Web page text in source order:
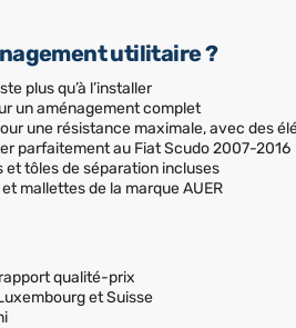
utilitaire ?
plus qu’à l’installer
un aménagement complet
une résistance maximale, avec des
parfaitement au Fiat Scudo 2007-2016
et tôles de séparation incluses
mallettes de la marque AUER
qualité-prix
et Suisse